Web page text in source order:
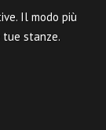
Il modo più
tue stanze.